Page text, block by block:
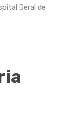
Geral de